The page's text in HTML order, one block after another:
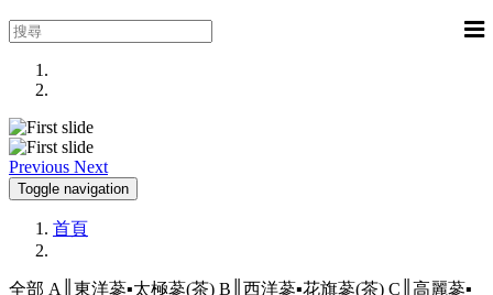
Previous Next
Toggle navigation
首頁
全部 A║東洋蔘▪太極蔘(茶) B║西洋蔘▪花旗蔘(茶) C║高麗蔘▪